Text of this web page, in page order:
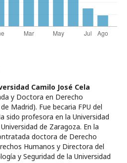
Camilo José Cela
y Doctora en Derecho
Madrid). Fue becaria FPU del
sido profesora en la Universidad
de Zaragoza. En la
doctora de Derecho
Humanos y Directora del
y Seguridad de la Universidad